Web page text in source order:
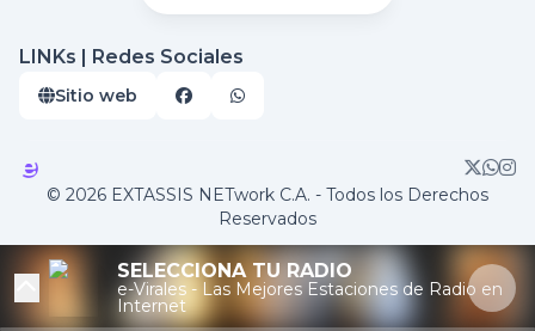
LINKs | Redes Sociales
Sitio web
Ya sonó en Agite Dj
- Soltero - Hasta - La -
© 2026 EXTASSIS NETwork C.A. - Todos los Derechos
Reservados
SELECCIONA TU RADIO
e-Virales - Las Mejores Estaciones de Radio en
Internet